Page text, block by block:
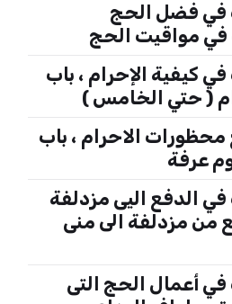
في فضل الحج
في مواقيت الحج
كيفية الإحرام ، باب
( حتي الخامس )
محظورات الاحرام ، باب
عرفة
الدفع اليى مزدلفة
من مزدلفة الى منى
أعمال الحج التى